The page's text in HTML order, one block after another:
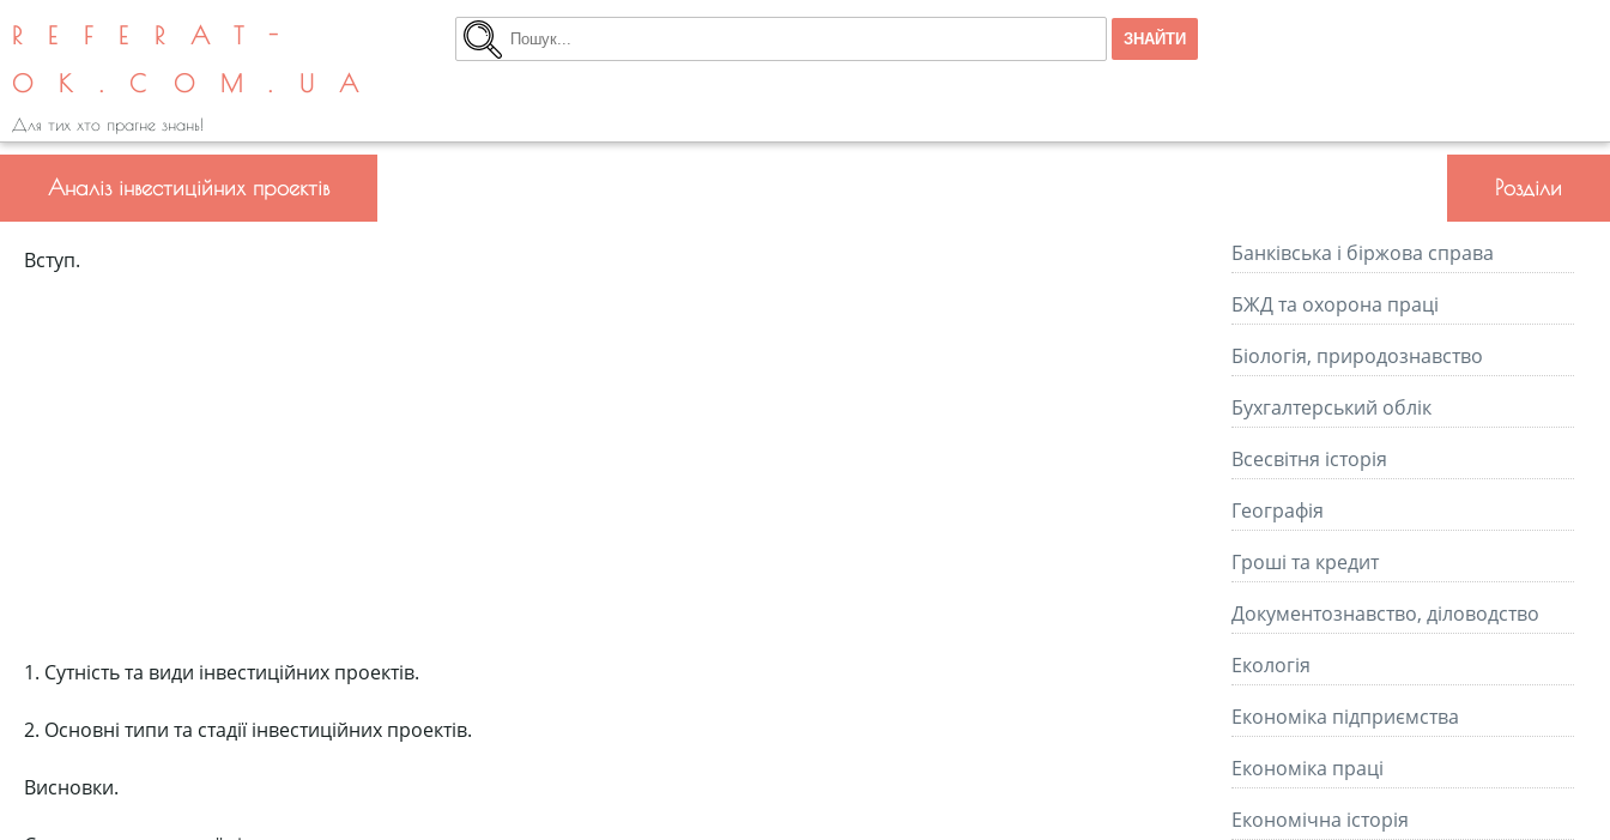
REFERAT-
OK.COM.UA
Для тих хто прагне знань!
Аналіз інвестиційних проектів
Вступ.
1. Сутність та види інвестиційних проектів.
2. Основні типи та стадії інвестиційних проектів.
Висновки.
Розділи
Банківська і біржова справа
БЖД та охорона праці
Біологія, природознавство
Бухгалтерський облік
Всесвітня історія
Географія
Гроші та кредит
Документознавство, діловодство
Екологія
Економіка підприємства
Економіка праці
Економічна історія